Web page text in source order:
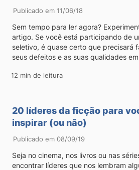
Publicado em 11/06/18
Sem tempo para ler agora?
artigo. Se você está participando de
seletivo, é quase certo que precisará
seus defeitos e as suas qualidades
12 min de leitura
20 líderes da ficção para
inspirar (ou não)
Publicado em 08/09/19
Seja no cinema, nos livros ou nas
encontrar líderes que nos lembram